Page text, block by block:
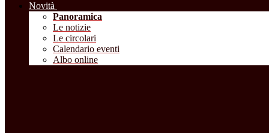
Novità
Panoramica
Le notizie
Le circolari
Calendario eventi
Albo online